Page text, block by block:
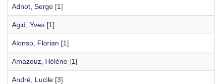
Adnot, Serge [1]
Agid, Yves [1]
Alonso, Florian [1]
Amazouz, Hélène [1]
André, Lucile [3]